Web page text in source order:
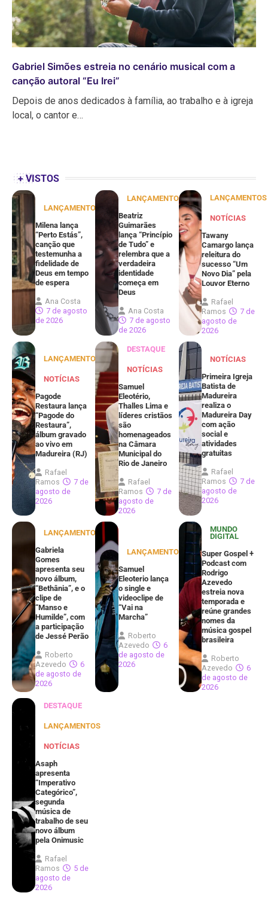
Gabriel Simões estreia no cenário musical com a
canção autoral “Eu Irei”
Depois de anos dedicados à família, ao trabalho e à igreja
local, o cantor e…
+ VISTOS
LANÇAMENTOS
Milena lança
“Perto Estás”,
canção que
testemunha a
fidelidade de
Deus em tempo
de espera
Ana Costa
7 de agosto
de 2026
LANÇAMENTOS
Beatriz
Guimarães
lança “Princípio
de Tudo” e
relembra que a
verdadeira
identidade
começa em
Deus
Ana Costa
7 de agosto
de 2026
LANÇAMENTOS
NOTÍCIAS
Tawany
Camargo lança
releitura do
sucesso “Um
Novo Dia” pela
Louvor Eterno
Rafael
Ramos
7 de
agosto de
2026
LANÇAMENTOS
NOTÍCIAS
Pagode
Restaura lança
“Pagode do
Restaura”,
álbum gravado
ao vivo em
Madureira (RJ)
Rafael
Ramos
7 de
agosto de
2026
DESTAQUE
NOTÍCIAS
Samuel
Eleotério,
Thalles Lima e
líderes cristãos
são
homenageados
na Câmara
Municipal do
Rio de Janeiro
Rafael
Ramos
7 de
agosto de
2026
NOTÍCIAS
Primeira Igreja
Batista de
Madureira
realiza o
Madureira Day
com ação
social e
atividades
gratuitas
Rafael
Ramos
7 de
agosto de
2026
LANÇAMENTOS
Gabriela
Gomes
apresenta seu
novo álbum,
“Bethânia”, e o
clipe de
“Manso e
Humilde”, com
a participação
de Jessé Perão
Roberto
Azevedo
6
de agosto de
2026
LANÇAMENTOS
Samuel
Eleoterio lança
o single e
videoclipe de
“Vai na
Marcha”
Roberto
Azevedo
6
de agosto de
2026
MUNDO
DIGITAL
Super Gospel +
Podcast com
Rodrigo
Azevedo
estreia nova
temporada e
reúne grandes
nomes da
música gospel
brasileira
Roberto
Azevedo
6
de agosto de
2026
DESTAQUE
LANÇAMENTOS
NOTÍCIAS
Asaph
apresenta
“Imperativo
Categórico”,
segunda
música de
trabalho de seu
novo álbum
pela Onimusic
Rafael
Ramos
5 de
agosto de
2026